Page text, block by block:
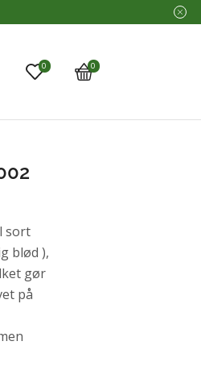
0 0
sort
blød ),
gør
på